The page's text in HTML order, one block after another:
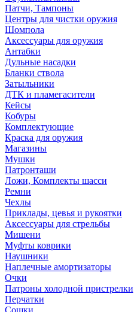
Патчи, Тампоны
Центры для чистки оружия
Шомпола
Аксессуары для оружия
Антабки
Дульные насадки
Бланки ствола
Затыльники
ДТК и пламегасители
Кейсы
Кобуры
Комплектующие
Краска для оружия
Магазины
Мушки
Патронташи
Ложи, Комплекты шасси
Ремни
Чехлы
Приклады, цевья и рукоятки
Аксессуары для стрельбы
Мишени
Муфты коврики
Наушники
Наплечные амортизаторы
Очки
Патроны холодной
Перчатки
Сошки